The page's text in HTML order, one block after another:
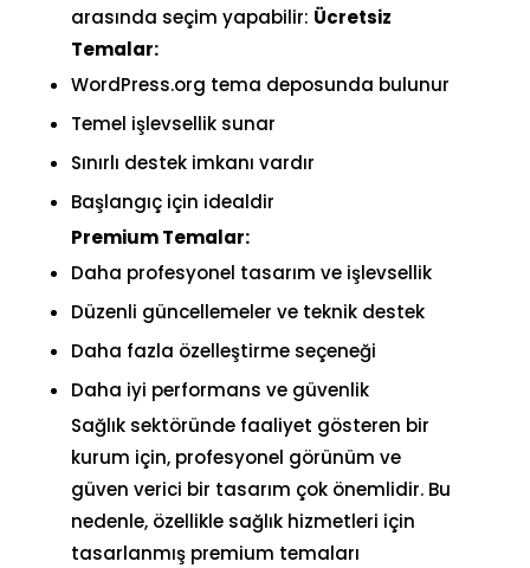
arasında seçim yapabilir: Ücretsiz
Temalar:
WordPress.org tema deposunda bulunur
Temel işlevsellik sunar
Sınırlı destek imkanı vardır
Başlangıç için idealdir
Premium Temalar:
Daha profesyonel tasarım ve işlevsellik
Düzenli güncellemeler ve teknik destek
Daha fazla özelleştirme seçeneği
Daha iyi performans ve güvenlik
Sağlık sektöründe faaliyet gösteren bir
kurum için, profesyonel görünüm ve
güven verici bir tasarım çok önemlidir. Bu
nedenle, özellikle sağlık hizmetleri için
tasarlanmış premium temaları